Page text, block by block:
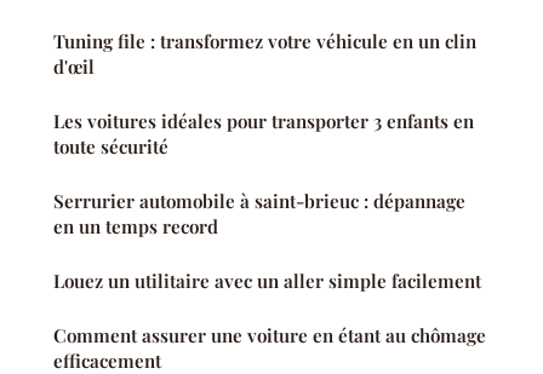
Tuning file : transformez votre véhicule en un clin
d'œil
Les voitures idéales pour transporter 3 enfants en
toute sécurité
Serrurier automobile à saint-brieuc : dépannage
en un temps record
Louez un utilitaire avec un aller simple facilement
Comment assurer une voiture en étant au chômage
efficacement